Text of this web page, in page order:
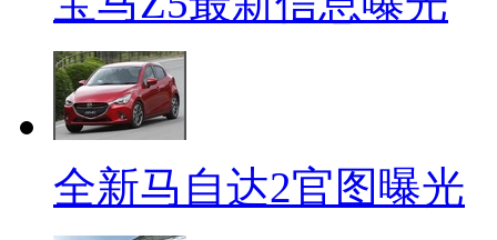
全新马自达2官图曝光